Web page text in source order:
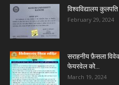
विश्वविद्यालय
February 29, 2024
सराहनीय फ़ैसला
फेयरवेल को...
March 19, 2024